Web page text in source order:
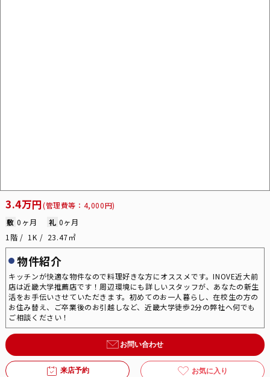
3.4万円(管理費等：4,000円)
敷 0ヶ月 礼 0ヶ月
1階
1K 23.47㎡
物件紹介
キッチンが快適な物件なので料理好きな方にオススメです。INOVE近大前
店は近畿大学推薦店です！周辺環境にも詳しいスタッフが、あなたの新生
活をお手伝いさせていただきます。初めてのお一人暮らし、在校生の方の
お住み替え、ご卒業後のお引越しなど、近畿大学徒歩2分の弊社へ何でも
ご相談ください！
お問い合わせ
来店予約 お気に入り